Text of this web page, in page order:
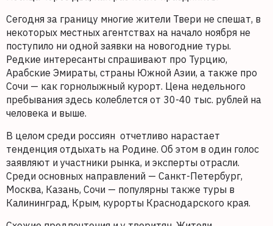
Сегодня за границу многие жители Твери не спешат, в
некоторых местных агентствах на начало ноября не
поступило ни одной заявки на новогодние туры.
Редкие интересанты спрашивают про Турцию,
Арабские Эмираты, страны Южной Азии, а также про
Сочи — как горнолыжный курорт. Цена недельного
пребывания здесь колеблется от 30-40 тыс. рублей на
человека и выше.
В целом среди россиян отчетливо нарастает
тенденция отдыхать на Родине. Об этом в один голос
заявляют и участники рынка, и эксперты отрасли.
Среди основных направлений — Санкт-Петербург,
Москва, Казань, Сочи — популярны также туры в
Калининград, Крым, курорты Краснодарского края.